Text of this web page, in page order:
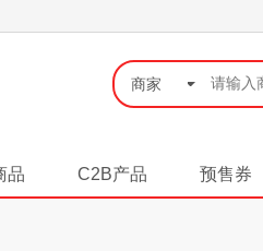
商家 ◆
品 C2B产品 预售券